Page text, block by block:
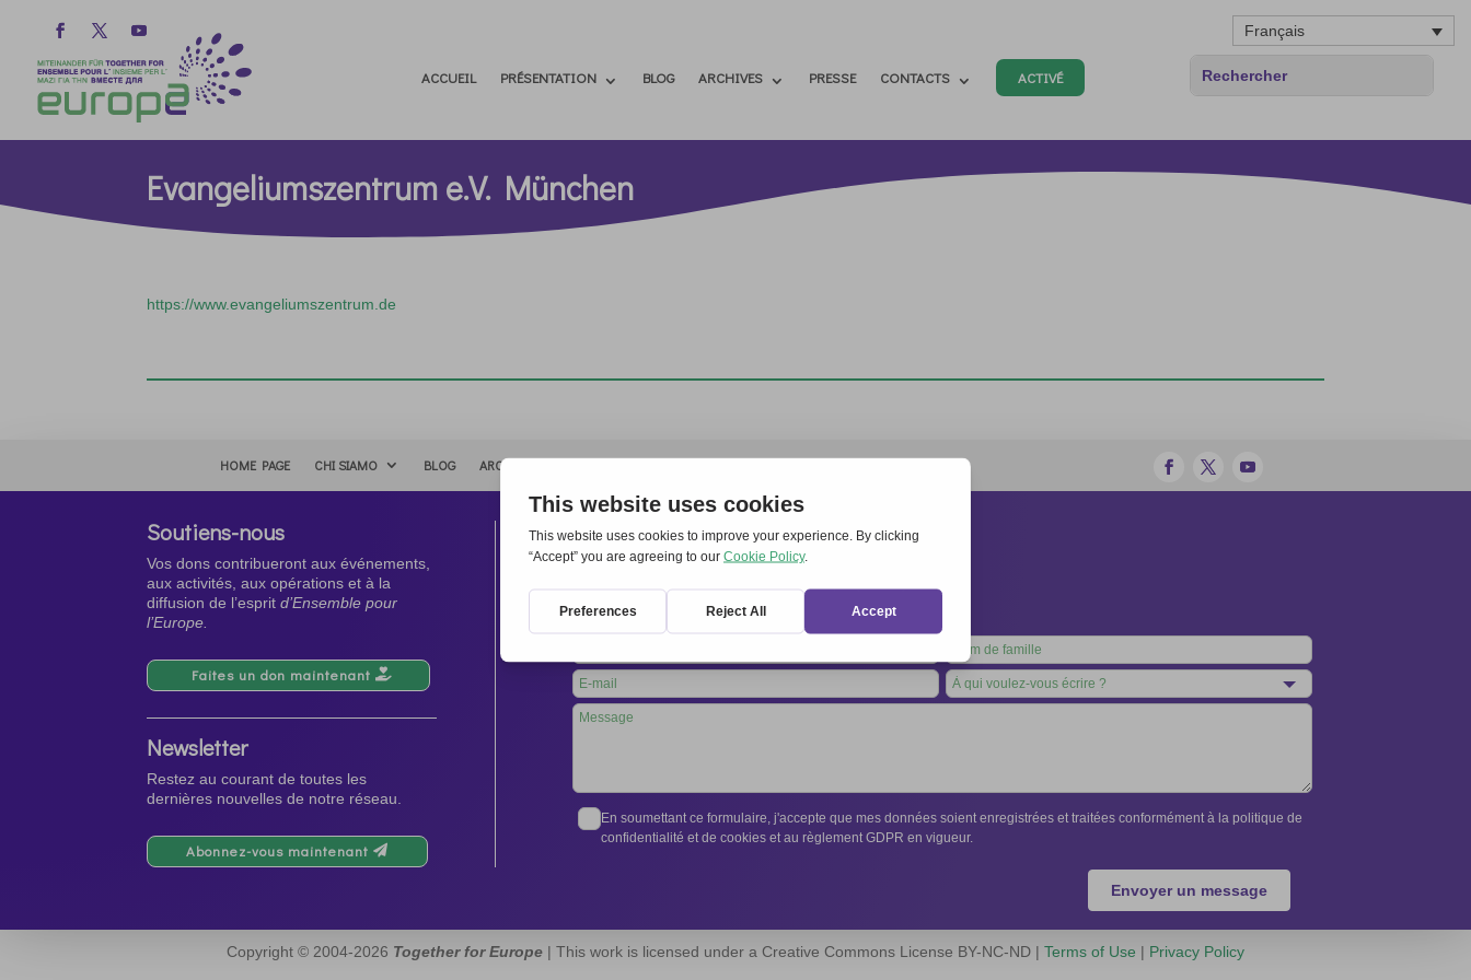
Français
ACCUEIL PRÉSENTATION BLOG ARCHIVES PRESSE CONTACTS ACTIVÉ
Evangeliumszentrum e.V. München
https://www.evangeliumszentrum.de
HOME PAGE CHI SIAMO BLOG ARCHIVIO
Soutiens-nous
Vos dons contribueront aux événements,
aux activités, aux opérations et à la
diffusion de l’espritd’Ensemble pour
l’Europe.
Faites un don maintenant
Newsletter
Restez au courant de toutes les
dernières nouvelles de notre réseau.
Abonnez-vous maintenant
Contacts
Secrétariat international:
Tél. +39 06 94798302
this
field
blank
En soumettant ce formulaire, j'accepte que mes données soient enregistrées et traitées conformément à la politique de
confidentialité et de cookies et au règlement GDPR en vigueur.
Envoyer un message
Copyright © 2004-2026 Together for Europe | This work is licensed under a Creative Commons License BY-NC-ND | Terms of Use | Privacy Policy